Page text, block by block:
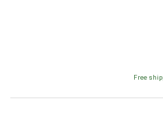
Free